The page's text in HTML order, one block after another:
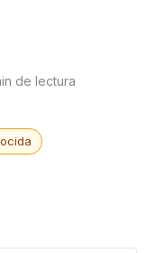
de lectura